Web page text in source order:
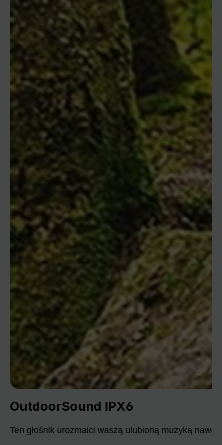
OutdoorSound IPX6
Ten głośnik urozmaici waszą ulubioną muzyką